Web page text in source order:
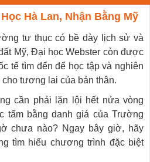
Hà Lan, Nhận Bằng Mỹ
tư thục có bề dày lịch sử và
Mỹ, Đại học Webster còn được
tế tìm đến để học tập và nghiên
tương lai của bản thân.
cần phải lặn lội hết nửa vòng
tấm bằng danh giá của Trường
chưa nào? Ngay bây giờ, hãy
tìm hiểu chương trình đặc biệt